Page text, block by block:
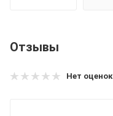
Отзывы
Нет оценок